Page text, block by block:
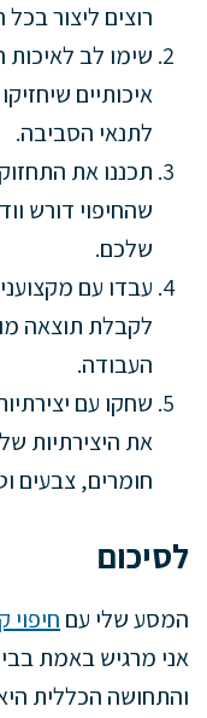
רוצים ליצור
שימו לב לאיכות
איכותיים
לתנאי הסביבה.
תכננו את
שהחיפוי דורש
שלכם.
עבדו עם
לקבלת תוצאה
העבודה.
שחקו עם
את היצירתיות
חומרים, צבעים
לסיכום
המסע שלי עם חיפוי
אני מרגיש באמת
והתחושה הכללית